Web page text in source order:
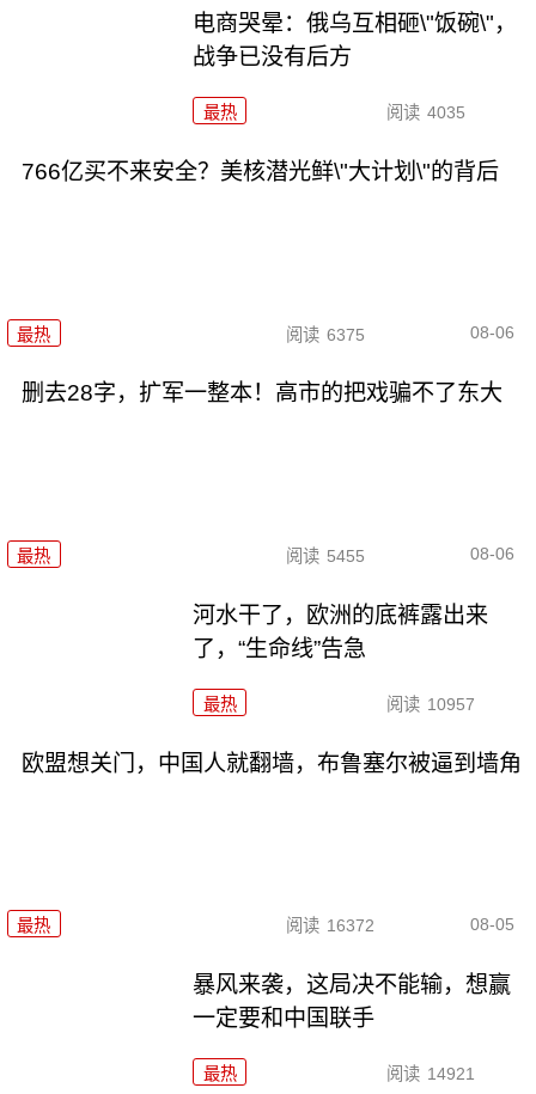
电商哭晕：俄乌互相砸\"饭碗\"，
战争已没有后方
最热 阅读 4035
766亿买不来安全？美核潜光鲜\"大计划\"的背后
最热 阅读 6375 08-06
删去28字，扩军一整本！高市的把戏骗不了东大
最热 阅读 5455 08-06
河水干了，欧洲的底裤露出来
了，“生命线”告急
最热 阅读 10957
欧盟想关门，中国人就翻墙，布鲁塞尔被逼到墙角
最热 阅读 16372 08-05
暴风来袭，这局决不能输，想赢
一定要和中国联手
最热 阅读 14921